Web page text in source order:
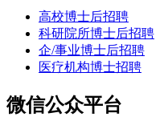
高校博士后招聘
科研院所博士后招聘
企/事业博士后招聘
医疗机构博士招聘
微信公众平台